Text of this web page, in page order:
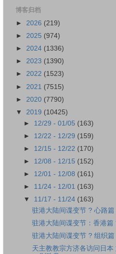
博客归档
► 2026 (219)
► 2025 (974)
► 2024 (1336)
► 2023 (1390)
► 2022 (1523)
► 2021 (7515)
► 2020 (7790)
▼ 2019 (10425)
► 12/29 - 01/05 (163)
► 12/22 - 12/29 (159)
► 12/15 - 12/22 (170)
► 12/08 - 12/15 (152)
► 12/01 - 12/08 (161)
► 11/24 - 12/01 (163)
▼ 11/17 - 11/24 (163)
驻港大陆间谍变节 ? 心路篇
驻港大陆间谍变节：香港篇
驻港大陆间谍变节 ? 组织
天主教教宗方济各访问日